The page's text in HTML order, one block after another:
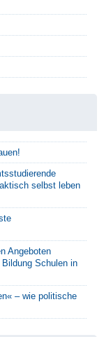
selbst leben
Angeboten
Schulen in
– wie politische